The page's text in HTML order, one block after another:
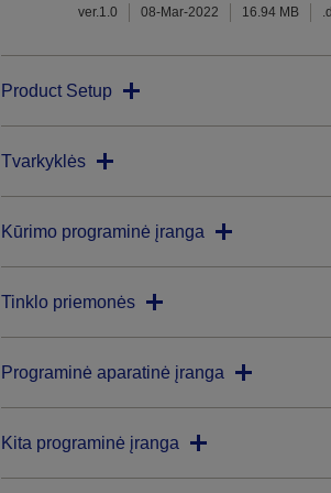
ver.1.0 08-Mar-2022 16.94 MB
Product Setup
Tvarkyklės
Kūrimo programinė įranga
Tinklo priemonės
Programinė aparatinė įranga
Kita programinė įranga